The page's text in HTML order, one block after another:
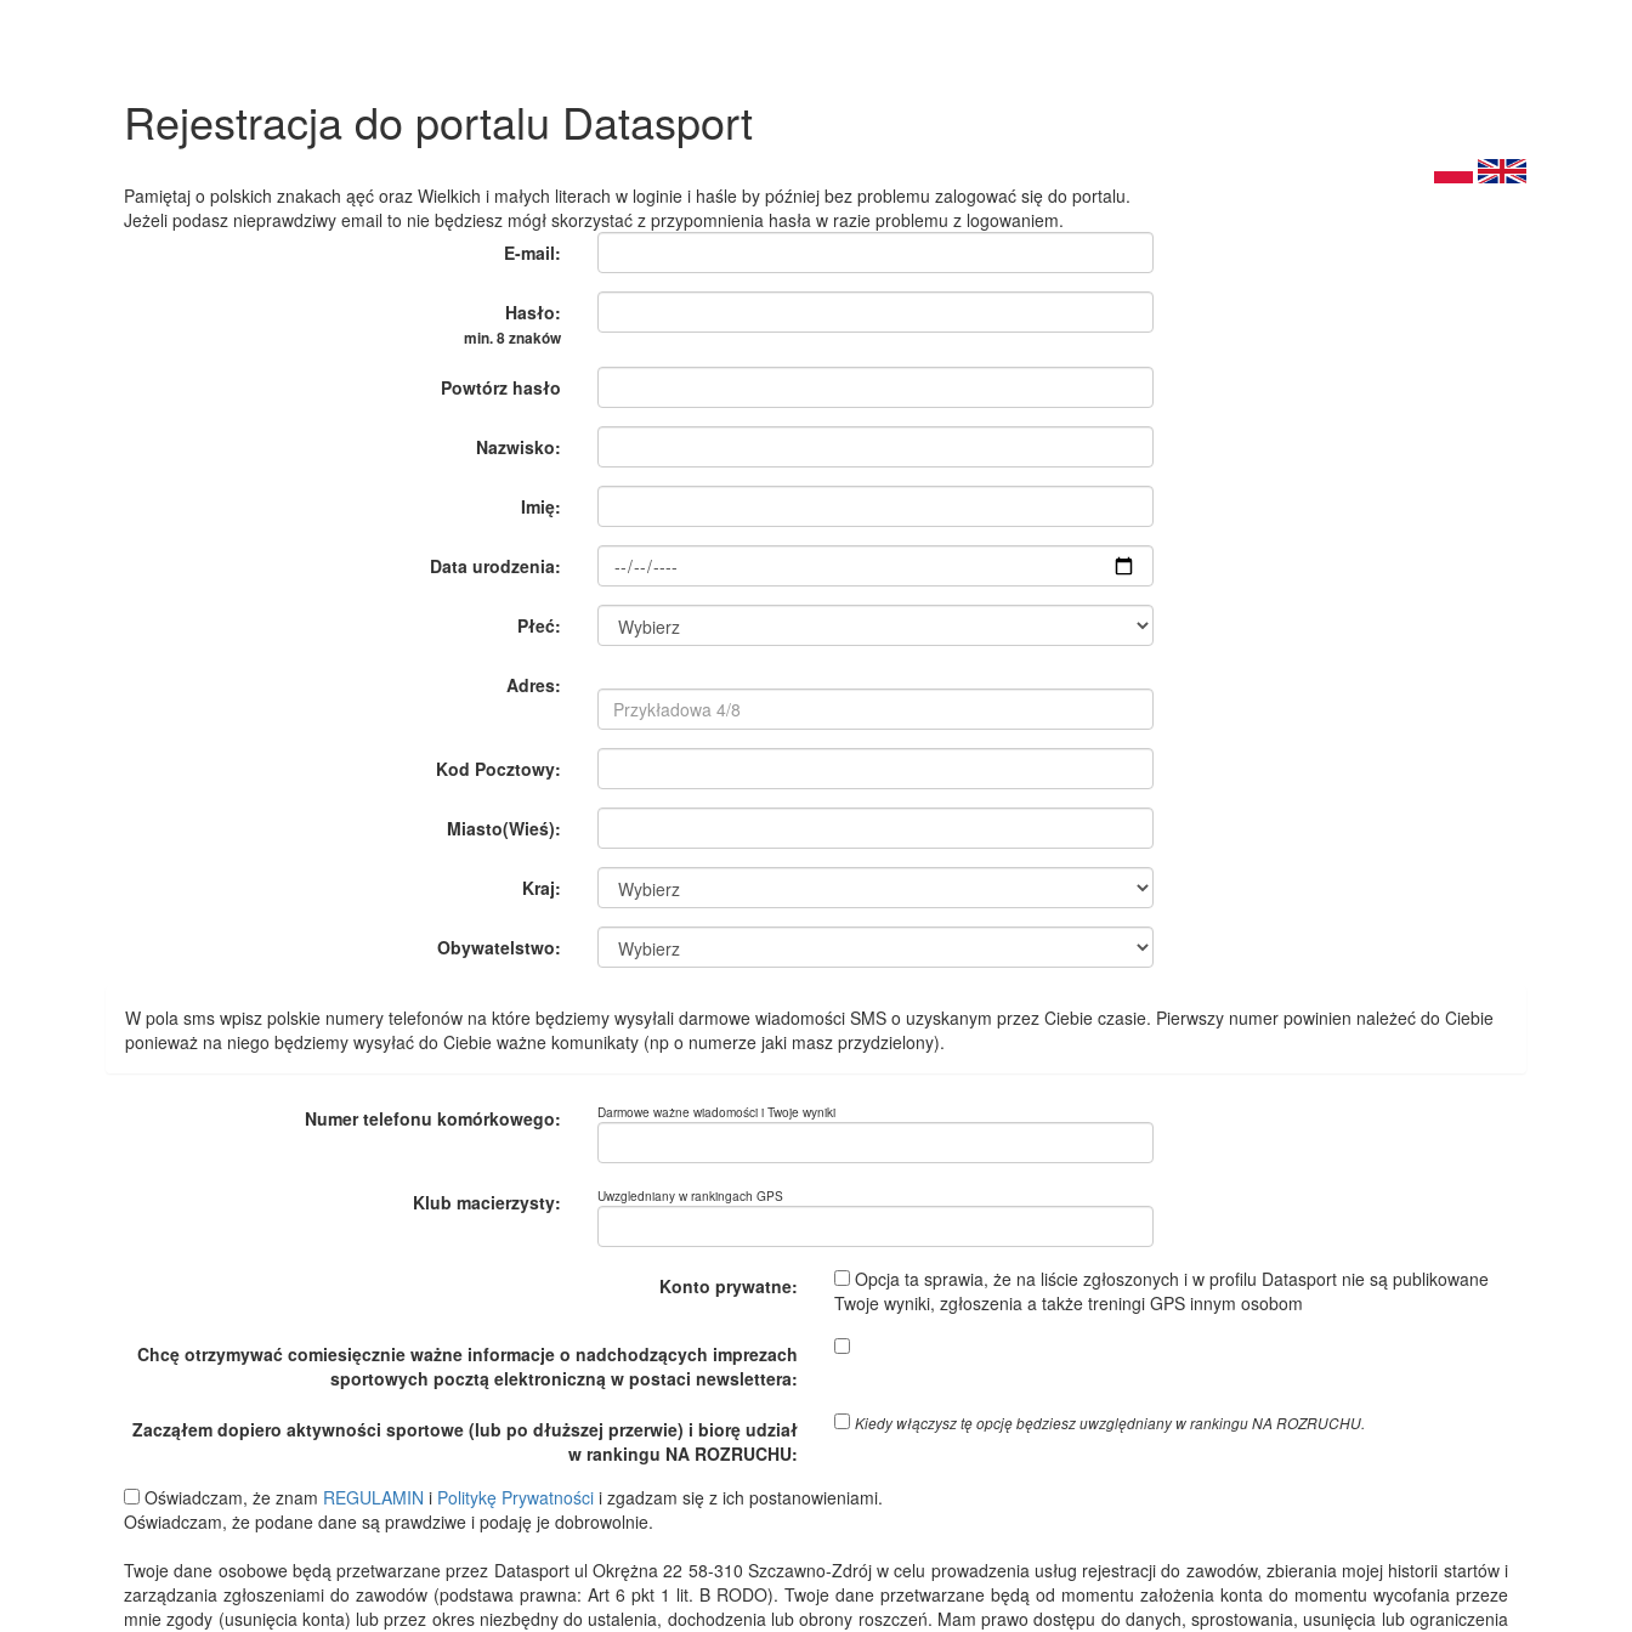
Rejestracja do portalu Datasport
Pamiętaj o polskich znakach ąęć oraz Wielkich i małych literach w loginie i haśle by później bez problemu zalogować się do portalu.
Jeżeli podasz nieprawdziwy email to nie będziesz mógł skorzystać z przypomnienia hasła w razie problemu z logowaniem.
E-mail:
Hasło:
min. 8 znaków
Powtórz hasło
Nazwisko:
Imię:
Data urodzenia:
Płeć:
Adres:
Kod Pocztowy:
Miasto(Wieś):
Kraj:
Obywatelstwo:
W pola sms wpisz polskie numery telefonów na które będziemy wysyłali darmowe wiadomości SMS o uzyskanym przez Ciebie czasie. Pierwszy numer powinien należeć do Ciebie
ponieważ na niego będziemy wysyłać do Ciebie ważne komunikaty (np o numerze jaki masz przydzielony).
Numer telefonu komórkowego: Darmowe ważne wiadomości i Twoje wyniki
Klub macierzysty: Uwzgledniany w rankingach GPS
Konto prywatne:
Opcja ta sprawia, że na liście zgłoszonych i w profilu Datasport nie są publikowane
Twoje wyniki, zgłoszenia a także treningi GPS innym osobom
Chcę otrzymywać comiesięcznie ważne informacje o nadchodzących imprezach
sportowych pocztą elektroniczną w postaci newslettera:
Zacząłem dopiero aktywności sportowe (lub po dłuższej przerwie) i biorę udział
w rankingu NA ROZRUCHU:
Kiedy włączysz tę opcję będziesz uwzględniany w rankingu NA ROZRUCHU.
Oświadczam, że znam REGULAMIN i Politykę Prywatności i zgadzam się z ich postanowieniami.
Oświadczam, że podane dane są prawdziwe i podaję je dobrowolnie.
Twoje dane osobowe będą przetwarzane przez Datasport ul Okrężna 22 58-310 Szczawno-Zdrój w celu prowadzenia usług rejestracji do zawodów, zbierania mojej historii startów i
zarządzania zgłoszeniami do zawodów (podstawa prawna: Art 6 pkt 1 lit. B RODO). Twoje dane przetwarzane będą od momentu założenia konta do momentu wycofania przeze
mnie zgody (usunięcia konta) lub przez okres niezbędny do ustalenia, dochodzenia lub obrony roszczeń. Mam prawo dostępu do danych, sprostowania, usunięcia lub ograniczenia